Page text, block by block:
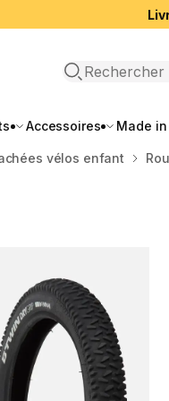
Recherche
Accessoires Made
vélos enfant